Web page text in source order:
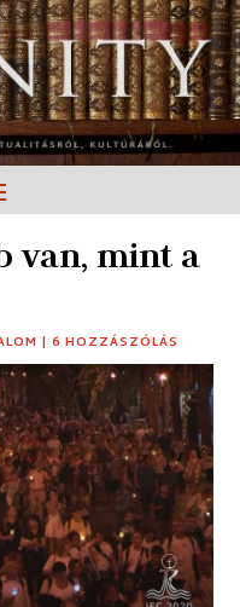
van, mint a
|6 HOZZÁSZÓLÁS